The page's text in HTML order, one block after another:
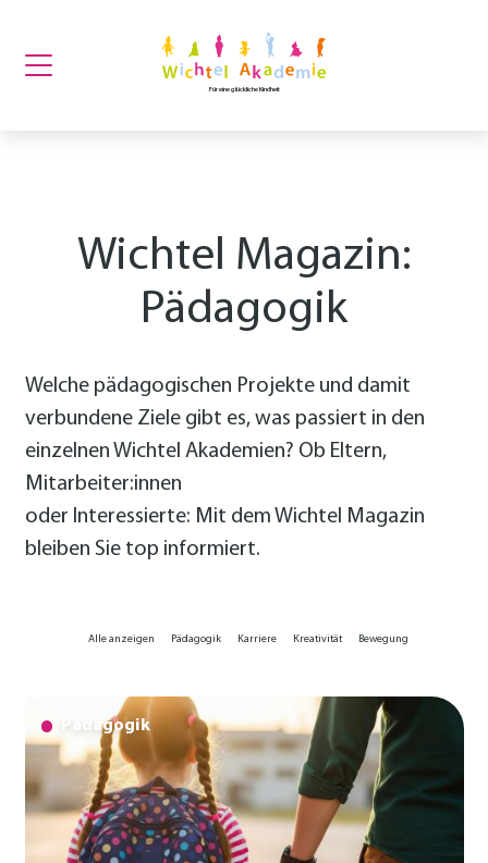
Für eine glückliche Kindheit
Wichtel Magazin:
Pädagogik
Welche pädagogischen Projekte und damit
verbundene Ziele gibt es, was passiert in den
einzelnen Wichtel Akademien? Ob Eltern,
Mitarbeiter:innen
oder Interessierte: Mit dem Wichtel Magazin
bleiben Sie top informiert.
Alle anzeigen Pädagogik Karriere Kreativität Bewegung
Pädagogik